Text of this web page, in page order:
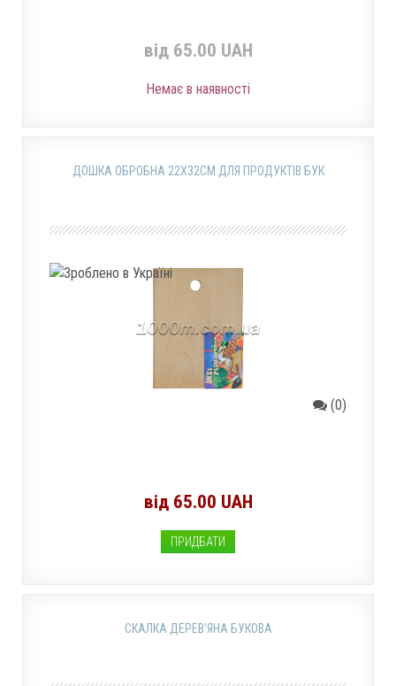
від 65.00 UAH
Немає в наявності
ДОШКА ОБРОБНА 22X32СМ ДЛЯ ПРОДУКТІВ БУК
(0)
від 65.00 UAH
ПРИДБАТИ
СКАЛКА ДЕРЕВ'ЯНА БУКОВА